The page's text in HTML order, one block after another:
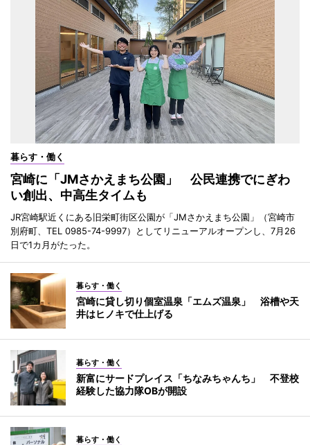
暮らす・働く
宮崎に「JMさかえまち公園」 公民連携でにぎわ
い創出、中高生タイムも
JR宮崎駅近くにある旧栄町街区公園が「JMさかえまち公園」（宮崎市
別府町、TEL 0985-74-9997）としてリニューアルオープンし、7月26
日で1カ月がたった。
暮らす・働く
宮崎に貸し切り個室温泉「エムズ温泉」 浴槽や天
井はヒノキで仕上げる
暮らす・働く
新富にサードプレイス「ちなみちゃんち」 不登校
経験した協力隊OBが開設
暮らす・働く